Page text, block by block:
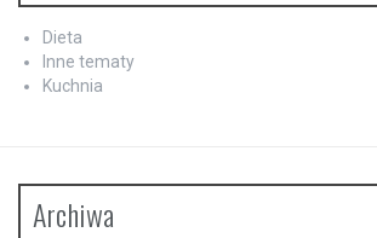
Dieta
Inne tematy
Kuchnia
Archiwa